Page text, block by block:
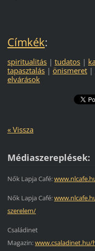
Címkék:
spiritualitás | tudatos |
tapasztalás | önismeret |
elvárások
« Vissza
Médiaszereplések:
Nők Lapja Café:
Nők Lapja Café:
szerelem/
Családinet
Magazin:www.csaladinet.hu/